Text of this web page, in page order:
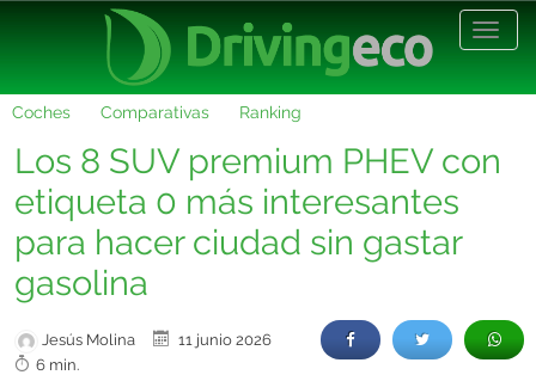
Coches Comparativas Ranking
Los 8 SUV premium PHEV con
etiqueta 0 más interesantes
para hacer ciudad sin gastar
gasolina
Jesús Molina
11 junio 2026
6 min.